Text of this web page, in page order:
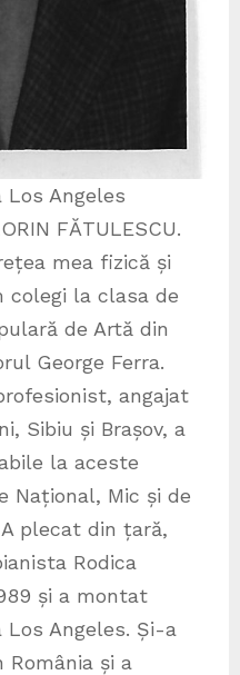
Angeles
FĂTULESCU.
mea fizică și
colegi la clasa de
de Artă din
George Ferra.
angajat
Sibiu și Brașov, a
la aceste
Național, Mic și de
plecat din țară,
Rodica
și a montat
Angeles. Și-a
și a